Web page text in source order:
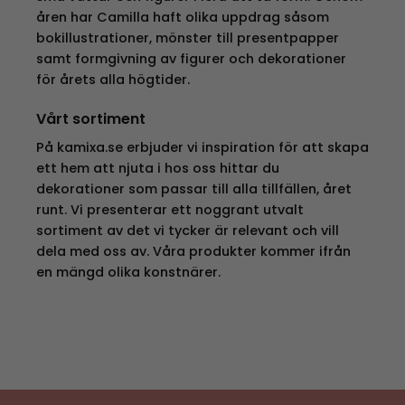
åren har Camilla haft olika uppdrag såsom
bokillustrationer, mönster till presentpapper
samt formgivning av figurer och dekorationer
för årets alla högtider.
Vårt sortiment
På kamixa.se erbjuder vi inspiration för att skapa
ett hem att njuta i hos oss hittar du
dekorationer som passar till alla tillfällen, året
runt. Vi presenterar ett noggrant utvalt
sortiment av det vi tycker är relevant och vill
dela med oss av. Våra produkter kommer ifrån
en mängd olika konstnärer.